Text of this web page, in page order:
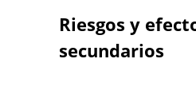
Riesgos y
secundarios